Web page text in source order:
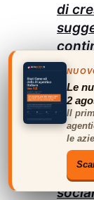
di
della
solo
un
Le
2
Il
le